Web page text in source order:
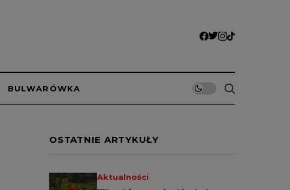
BULWARÓWKA
OSTATNIE ARTYKUŁY
Aktualności